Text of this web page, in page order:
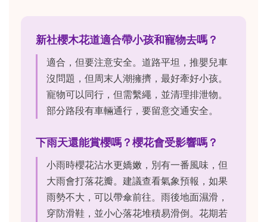
新社櫻木花道適合帶小孩和寵物去嗎？
適合，但要注意安全。道路平坦，推嬰兒車
沒問題，但周末人潮擁擠，最好牽好小孩。
寵物可以同行，但需繫繩，並清理排泄物。
部分路段有車輛通行，要留意交通安全。
下雨天還能賞櫻嗎？櫻花會受影響嗎？
小雨時櫻花沾水更嬌嫩，別有一番風味，但
大雨會打落花瓣。建議查看氣象預報，如果
雨勢不大，可以帶傘前往。雨後地面濕滑，
穿防滑鞋，並小心落花堆積易滑倒。花期若